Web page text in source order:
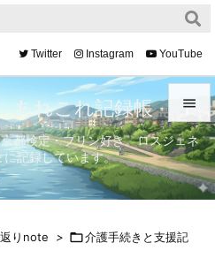


メニュ

サイド

Twitter Instagram YouTube
あれこれ記録帳
都検定・プリン好き。ロスジェネ
記録しています。
りnote > 介護手続きと支援記